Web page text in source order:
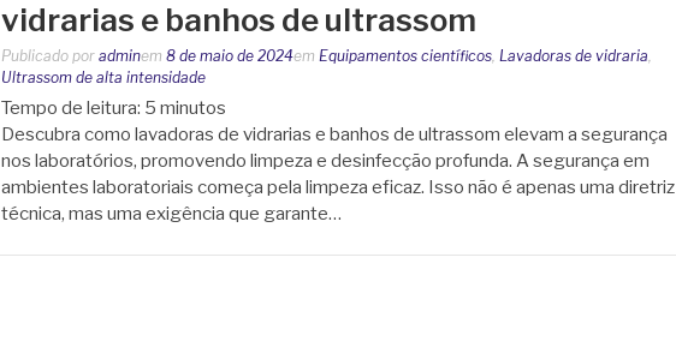
vidrarias e banhos de ultrassom
Publicado por adminem 8 de maio de 2024em Equipamentos científicos, Lavadoras de vidraria,
Ultrassom de alta intensidade
Tempo de leitura: 5 minutos
Descubra como lavadoras de vidrarias e banhos de ultrassom elevam a segurança
nos laboratórios, promovendo limpeza e desinfecção profunda. A segurança em
ambientes laboratoriais começa pela limpeza eficaz. Isso não é apenas uma diretriz
técnica, mas uma exigência que garante…